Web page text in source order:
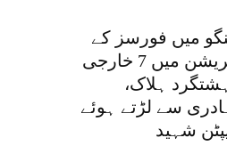
میں فورسز کے
آپریشن میں 7 خارجی
ہلاک،
سے لڑتے ہوئے
شہید